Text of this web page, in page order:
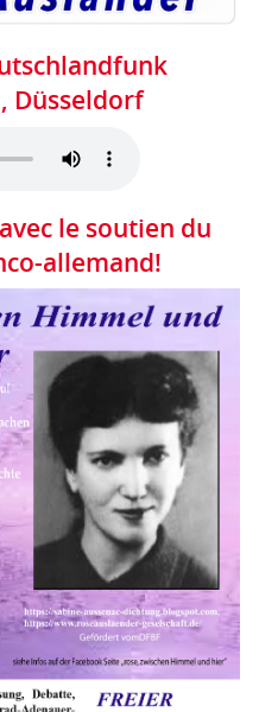
Düsseldorf
le soutien du
allemand!